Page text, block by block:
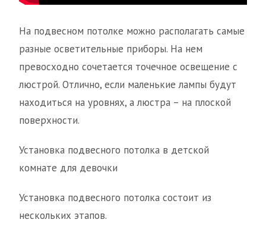
На подвесном потолке можно располагать самые
разные осветительные приборы. На нем
превосходно сочетается точечное освещение с
люстрой. Отлично, если маленькие лампы будут
находиться на уровнях, а люстра – на плоской
поверхности.
Установка подвесного потолка в детской
комнате для девочки
Установка подвесного потолка состоит из
нескольких этапов.